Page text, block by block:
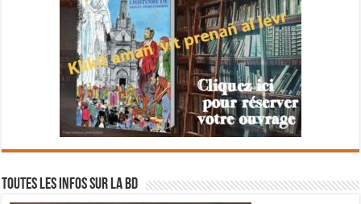
Toutes les infos sur la BD